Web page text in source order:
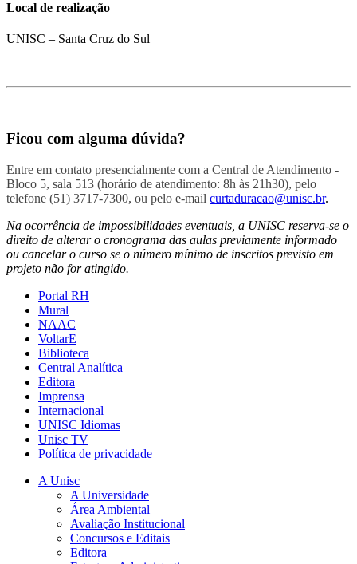
Local de realização
UNISC – Santa Cruz do Sul
Ficou com alguma dúvida?
Entre em contato presencialmente com a Central de Atendimento -
Bloco 5, sala 513 (horário de atendimento: 8h às 21h30), pelo
telefone (51) 3717-7300, ou pelo e-mail curtaduracao@unisc.br.
Na ocorrência de impossibilidades eventuais, a UNISC reserva-se o
direito de alterar o cronograma das aulas previamente informado
ou cancelar o curso se o número mínimo de inscritos previsto em
projeto não for atingido.
Portal RH
Mural
NAAC
VoltarE
Biblioteca
Central Analítica
Editora
Imprensa
Internacional
UNISC Idiomas
Unisc TV
Política de privacidade
A Unisc
A Universidade
Área Ambiental
Avaliação Institucional
Concursos e Editais
Editora